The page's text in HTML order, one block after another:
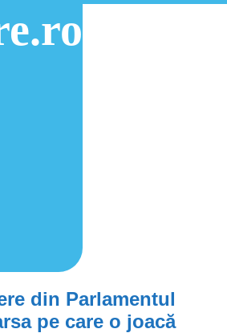
din Parlamentul
pe care o joacă